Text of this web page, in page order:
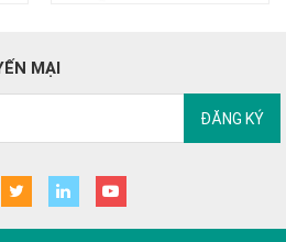
MẠI
ĐĂNG KÝ